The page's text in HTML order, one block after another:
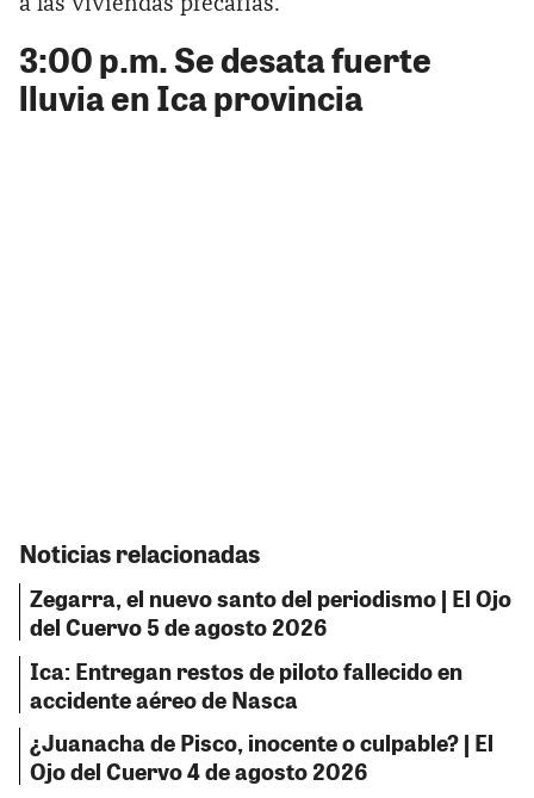
3:00 p.m. Se desata fuerte
lluvia en Ica provincia
Noticias relacionadas
Zegarra, el nuevo santo del periodismo | El Ojo
del Cuervo 5 de agosto 2026
Ica: Entregan restos de piloto fallecido en
accidente aéreo de Nasca
¿Juanacha de Pisco, inocente o culpable? | El
Ojo del Cuervo 4 de agosto 2026